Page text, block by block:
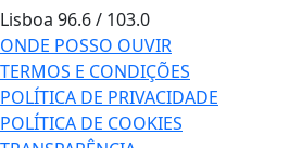
Lisboa 96.6 / 103.0
ONDE POSSO OUVIR
TERMOS E CONDIÇÕES
POLÍTICA DE PRIVACIDADE
POLÍTICA DE COOKIES